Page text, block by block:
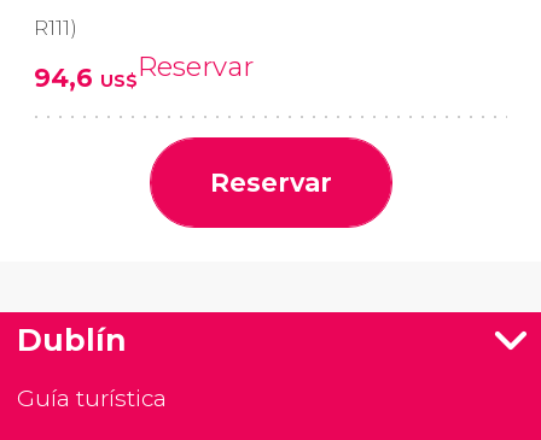
R111)
94,6 US$Reservar
Reservar
Dublín
Guía turística